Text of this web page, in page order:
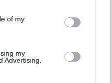
purposes in below Google
of my
my
Advertising.
az ő korosztályuk,
harminc eves
tudnak idegen
hosszabban időzünk,